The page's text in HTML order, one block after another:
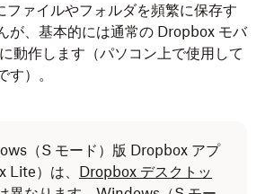
ァイルやフォルダを頻繁に保存す
が、基本的には通常の Dropbox モバ
動作します（パソコン上で使用して
）。
（S モード）版 Dropbox アプ
Lite）は、 Dropbox デスクトッ